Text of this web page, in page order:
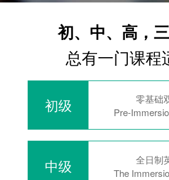
初、中、高，
总有一门课程
初级
零基础
Pre-
中级
全日制
The